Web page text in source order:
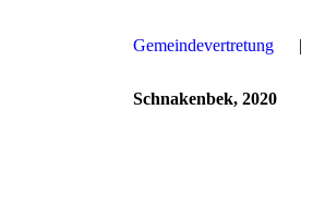
Gemeindevertretung
Schnakenbek, 2020